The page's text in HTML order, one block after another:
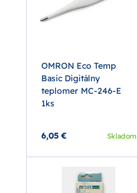
OMRON Eco Temp
Basic Digitálny
teplomer MC-246-E
1ks
6,05 € Skladom